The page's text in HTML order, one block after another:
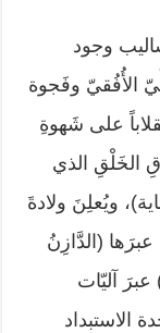
وجود
الأُفُقيّ وفَجوة
على شَهوةِ
الخَلْقِ الذي
ويُعلِنَ ولادةَ
عبرَها (الدَّازِنُ
آليّات
الاستبداد